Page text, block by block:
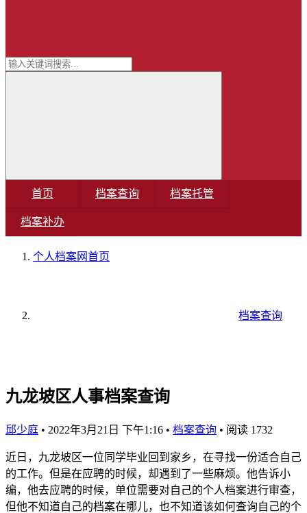
首页 档案查询 档案托管
档案补办
个人档案网首页
档案查询
九龙坡区人事档案查询
邱少庭 • 2022年3月21日 下午1:16 • 档案查询 • 阅读 1732
近日，九龙坡区一位同学毕业回到家乡，在寻找一份适合自己
的工作。但是在应聘的时候，却遇到了一些麻烦。他告诉小
编，他去应聘的时候，单位需要对自己的个人档案进行审查，
但他不知道自己的档案在哪儿，也不知道该如何查询自己的个